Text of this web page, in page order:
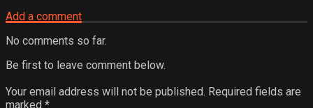
Add a comment
No comments so far.
Be first to leave comment below.
Your email address will not be published. Required fields are
marked *